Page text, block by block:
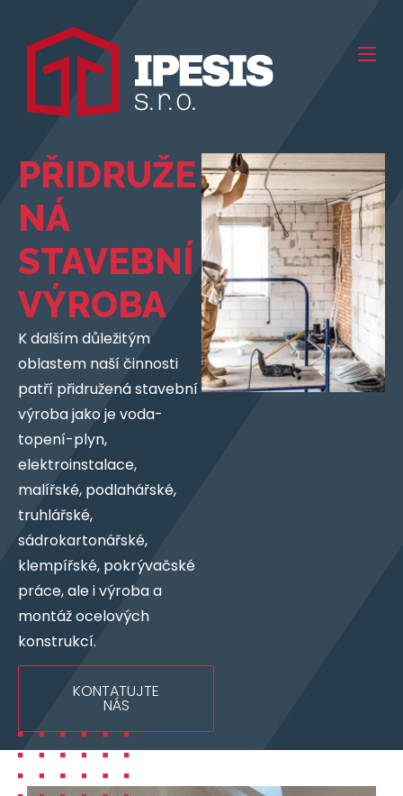
PŘIDRUŽE
NÁ
STAVEBNÍ
VÝROBA
K dalším důležitým
oblastem naší činnosti
patří přidružená stavební
výroba jako je voda-
topení-plyn,
elektroinstalace,
malířské, podlahářské,
truhlářské,
sádrokartonářské,
klempířské, pokrývačské
práce, ale i výroba a
montáž ocelových
konstrukcí.
KONTATUJTE
NÁS